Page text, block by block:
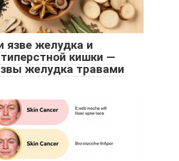
язве желудка и
кишки —
желудка травами